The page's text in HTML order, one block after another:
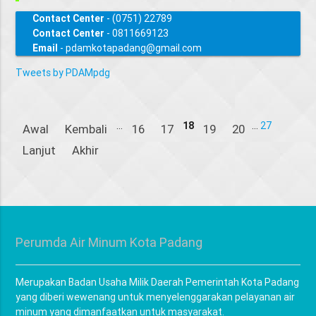
Contact Center - (0751) 22789
Contact Center - 0811669123
Email - pdamkotapadang@gmail.com
Tweets by PDAMpdg
Awal Kembali ... 16 17 18 19 20 ... 27
Lanjut Akhir
Perumda Air Minum Kota Padang
Merupakan Badan Usaha Milik Daerah Pemerintah Kota Padang
yang diberi wewenang untuk menyelenggarakan pelayanan air
minum yang dimanfaatkan untuk masyarakat.